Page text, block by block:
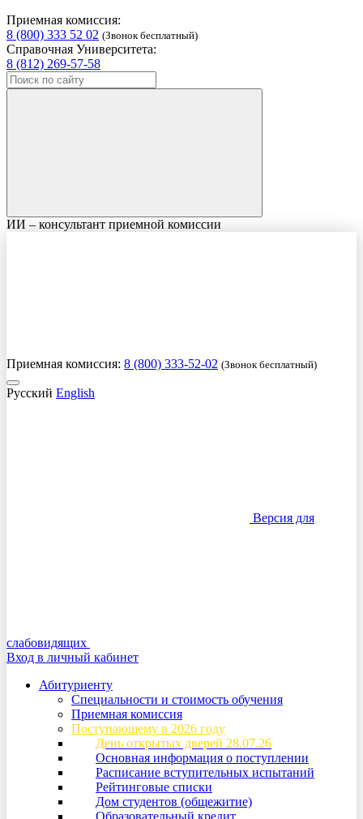
Приемная комиссия:
8 (800) 333 52 02 (Звонок бесплатный)
Справочная Университета:
8 (812) 269-57-58
ИИ – консультант приемной комиссии
Приемная комиссия: 8 (800) 333-52-02 (Звонок бесплатный)
Русский English
Версия для
слабовидящих
Вход в личный кабинет
Абитуриенту
Специальности и стоимость обучения
Приемная комиссия
Поступающему в 2026 году
День открытых дверей 28.07.26
Основная информация о поступлении
Расписание вступительных испытаний
Рейтинговые списки
Дом студентов (общежитие)
Образовательный кредит